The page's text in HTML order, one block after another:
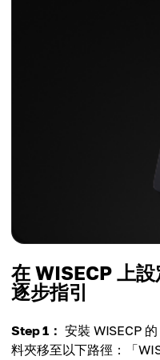
在 WISECP 上
逐步指引
Step 1： 安裝 WISECP
料夾移至以下路徑：「